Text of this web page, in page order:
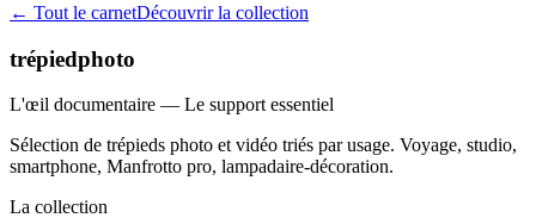
← Tout le carnetDécouvrir la collection
trépiedphoto
L'œil documentaire — Le support essentiel
Sélection de trépieds photo et vidéo triés par usage. Voyage, studio,
smartphone, Manfrotto pro, lampadaire-décoration.
La collection